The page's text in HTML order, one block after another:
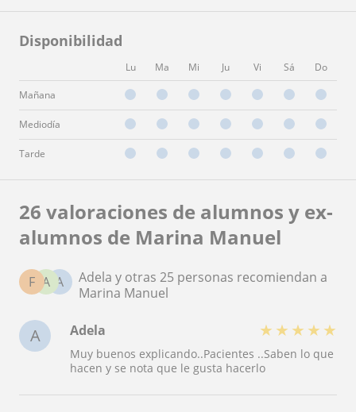
Disponibilidad
Lu Ma Mi Ju Vi Sá Do
Mañana
Mediodía
Tarde
26 valoraciones de alumnos y ex-
alumnos de Marina Manuel
A
A
F
Adela y otras 25 personas recomiendan a
Marina Manuel
A Adela ★ ★ ★ ★ ★
Muy buenos explicando..Pacientes ..Saben lo que
hacen y se nota que le gusta hacerlo